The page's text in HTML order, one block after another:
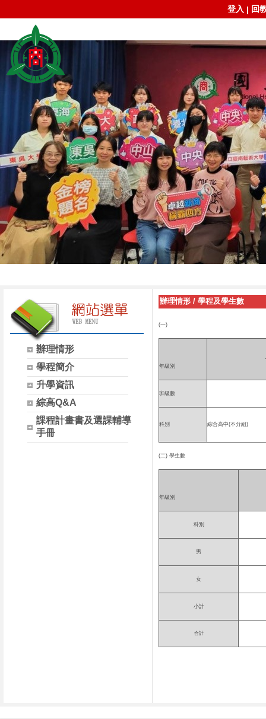
登入 | 回
辦理情形
學程簡介
升學資訊
綜高Q&A
課程計畫書及選課輔導
手冊
辦理情形 / 學程及學生數
(一)
年級別
班級數
科別 綜合高中(不分組)
(二) 學生數
年級別
科別
男
女
小計
合計